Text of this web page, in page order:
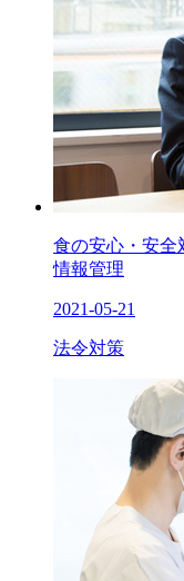
食の安心・安全
情報管理
2021-05-21
法令対策